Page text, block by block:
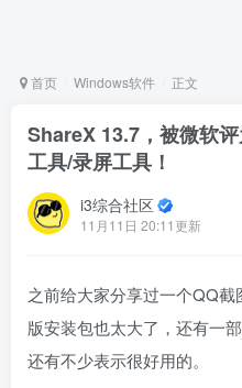
首页 Windows软件 正文
ShareX 13.7，被微软
工具/录屏工具！
i3综合社区
11月11日 20:11更新
之前给大家分享过一个QQ
版安装包也太大了，还有一
还有不少表示很好用的。